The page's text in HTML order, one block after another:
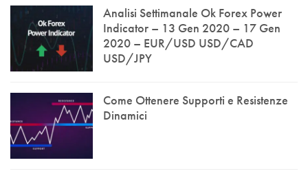
Analisi Settimanale Ok Forex Power
Indicator – 13 Gen 2020 – 17 Gen
2020 – EUR/USD USD/CAD
USD/JPY
Come Ottenere Supporti e Resistenze
Dinamici